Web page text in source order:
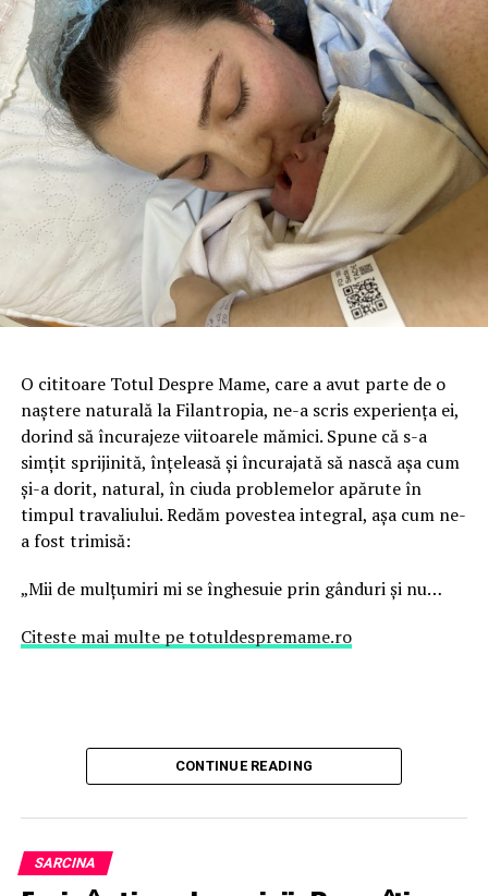
O cititoare Totul Despre Mame, care a avut parte de o
naștere naturală la Filantropia, ne-a scris experiența ei,
dorind să încurajeze viitoarele mămici. Spune că s-a
simțit sprijinită, înțeleasă și încurajată să nască așa cum
și-a dorit, natural, în ciuda problemelor apărute în
timpul travaliului. Redăm povestea integral, așa cum ne-
a fost trimisă:
„Mii de mulțumiri mi se înghesuie prin gânduri și nu…
Citeste mai multe pe totuldespremame.ro
CONTINUE READING
SARCINA